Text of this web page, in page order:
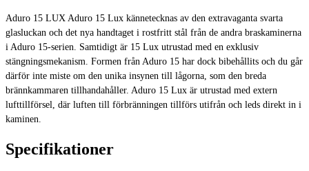
Aduro 15 LUX Aduro 15 Lux kännetecknas av den extravaganta svarta
glasluckan och det nya handtaget i rostfritt stål från de andra braskaminerna
i Aduro 15-serien. Samtidigt är 15 Lux utrustad med en exklusiv
stängningsmekanism. Formen från Aduro 15 har dock bibehållits och du går
därför inte miste om den unika insynen till lågorna, som den breda
brännkammaren tillhandahåller. Aduro 15 Lux är utrustad med extern
lufttillförsel, där luften till förbränningen tillförs utifrån och leds direkt in i
kaminen.
Specifikationer